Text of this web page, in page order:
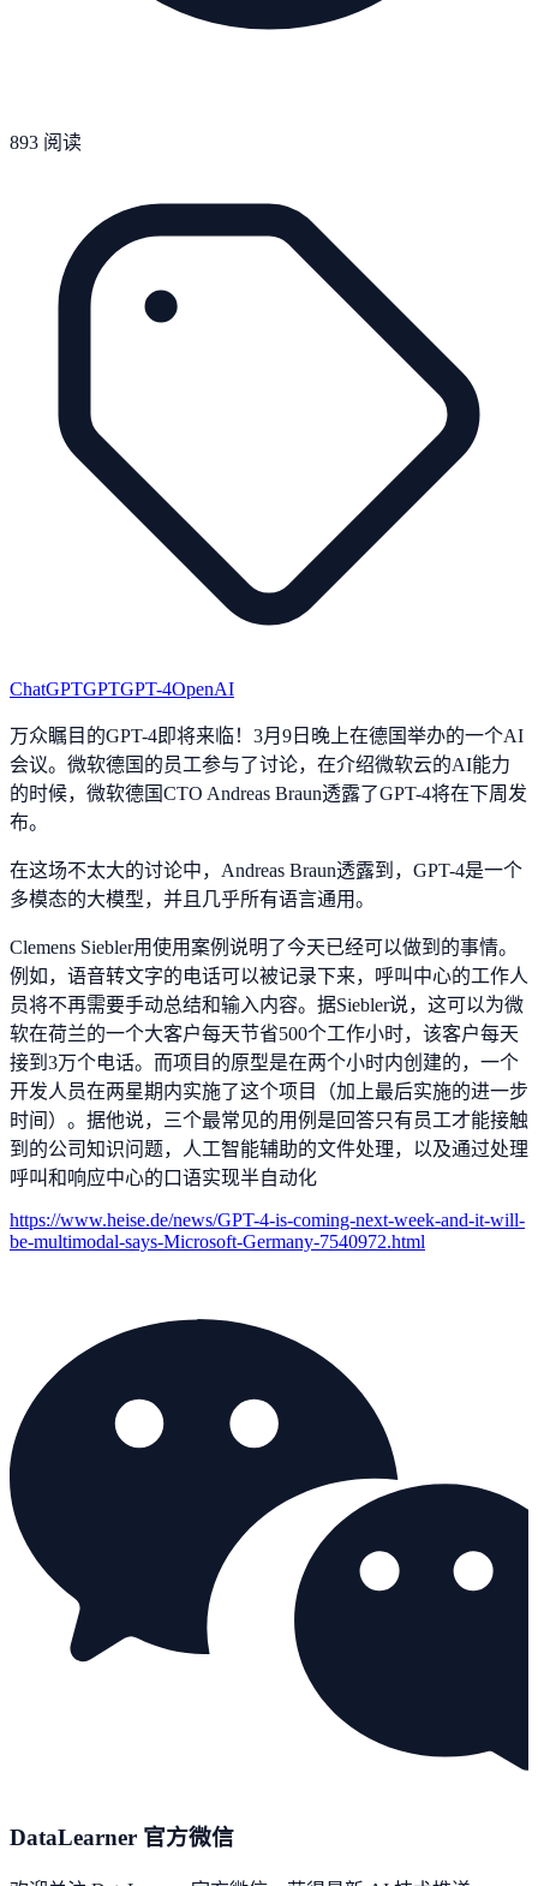
893 阅读
ChatGPTGPTGPT-4OpenAI
万众瞩目的GPT-4即将来临！3月9日晚上在德国举办的一个AI
会议。微软德国的员工参与了讨论，在介绍微软云的AI能力
的时候，微软德国CTO Andreas Braun透露了GPT-4将在下周发
布。
在这场不太大的讨论中，Andreas Braun透露到，GPT-4是一个
多模态的大模型，并且几乎所有语言通用。
Clemens Siebler用使用案例说明了今天已经可以做到的事情。
例如，语音转文字的电话可以被记录下来，呼叫中心的工作人
员将不再需要手动总结和输入内容。据Siebler说，这可以为微
软在荷兰的一个大客户每天节省500个工作小时，该客户每天
接到3万个电话。而项目的原型是在两个小时内创建的，一个
开发人员在两星期内实施了这个项目（加上最后实施的进一步
时间）。据他说，三个最常见的用例是回答只有员工才能接触
到的公司知识问题，人工智能辅助的文件处理，以及通过处理
呼叫和响应中心的口语实现半自动化
https://www.heise.de/news/GPT-4-is-coming-next-week-and-it-will-
be-multimodal-says-Microsoft-Germany-7540972.html
DataLearner 官方微信